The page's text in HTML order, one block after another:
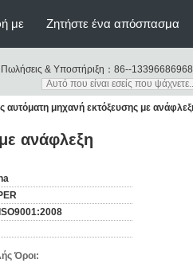
με Ζητήστε ένα απόσπασμα
Πωλήσεις & Υποστήριξη： 86--13396686968
αυτόματη μηχανή εκτόξευσης με
ανάφλεξη
Όροι: